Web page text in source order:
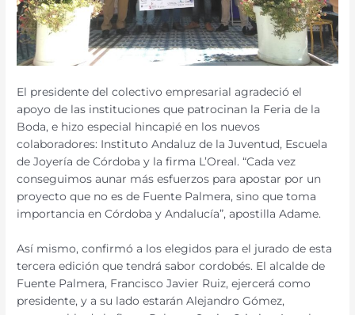
El presidente del colectivo empresarial agradeció el
apoyo de las instituciones que patrocinan la Feria de la
Boda, e hizo especial hincapié en los nuevos
colaboradores: Instituto Andaluz de la Juventud, Escuela
de Joyería de Córdoba y la firma L’Oreal. “Cada vez
conseguimos aunar más esfuerzos para apostar por un
proyecto que no es de Fuente Palmera, sino que toma
importancia en Córdoba y Andalucía”, apostilla Adame.
Así mismo, confirmó a los elegidos para el jurado de esta
tercera edición que tendrá sabor cordobés. El alcalde de
Fuente Palmera, Francisco Javier Ruiz, ejercerá como
presidente, y a su lado estarán Alejandro Gómez,